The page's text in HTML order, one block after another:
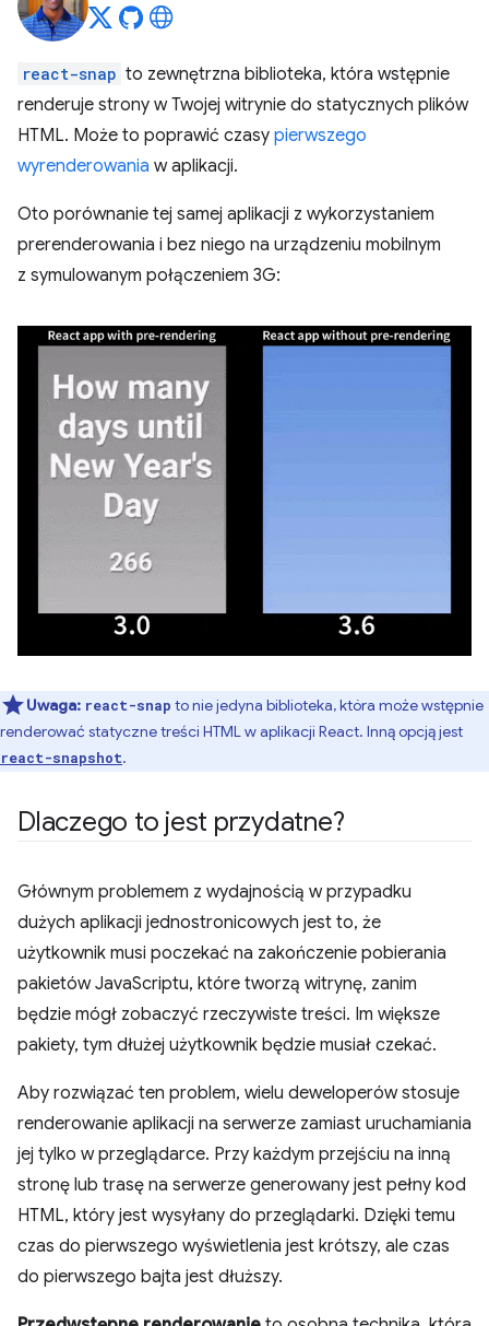
react-snap to zewnętrzna biblioteka, która wstępnie
renderuje strony w Twojej witrynie do statycznych plików
HTML. Może to poprawić czasy pierwszego
wyrenderowania w aplikacji.
Oto porównanie tej samej aplikacji z wykorzystaniem
prerenderowania i bez niego na urządzeniu mobilnym
z symulowanym połączeniem 3G:
Uwaga: react-snap to nie jedyna biblioteka, która może wstępnie
renderować statyczne treści HTML w aplikacji React. Inną opcją jest
react-snapshot.
Dlaczego to jest przydatne?
Głównym problemem z wydajnością w przypadku
dużych aplikacji jednostronicowych jest to, że
użytkownik musi poczekać na zakończenie pobierania
pakietów JavaScriptu, które tworzą witrynę, zanim
będzie mógł zobaczyć rzeczywiste treści. Im większe
pakiety, tym dłużej użytkownik będzie musiał czekać.
Aby rozwiązać ten problem, wielu deweloperów stosuje
renderowanie aplikacji na serwerze zamiast uruchamiania
jej tylko w przeglądarce. Przy każdym przejściu na inną
stronę lub trasę na serwerze generowany jest pełny kod
HTML, który jest wysyłany do przeglądarki. Dzięki temu
czas do pierwszego wyświetlenia jest krótszy, ale czas
do pierwszego bajta jest dłuższy.